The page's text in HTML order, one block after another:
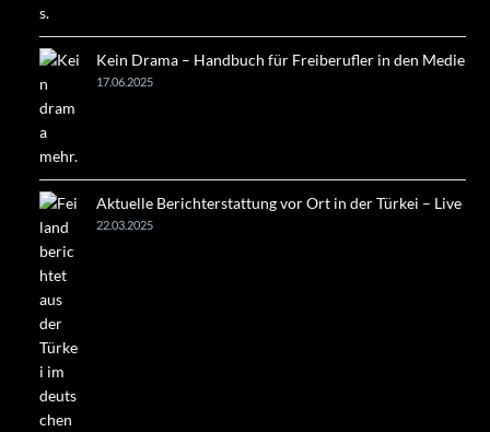
Kein Drama – Handbuch für Freiberufler in den Medien!
17.06.2025
Aktuelle Berichterstattung vor Ort in der Türkei – Live
22.03.2025